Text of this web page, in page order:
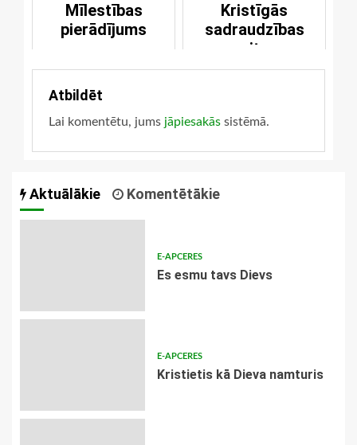
Mīlestības
pierādījums
Kristīgās
sadraudzības
saites
Atbildēt
Lai komentētu, jums jāpiesakās sistēmā.
Aktuālākie Komentētākie
E-APCERES
Es esmu tavs Dievs
E-APCERES
Kristietis kā Dieva namturis